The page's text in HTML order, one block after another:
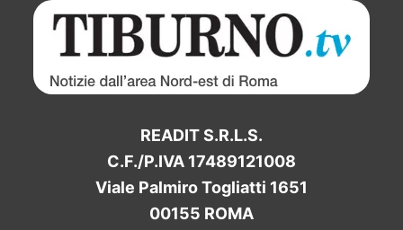
READIT S.R.L.S.
C.F./P.IVA 17489121008
Viale Palmiro Togliatti 1651
00155 ROMA